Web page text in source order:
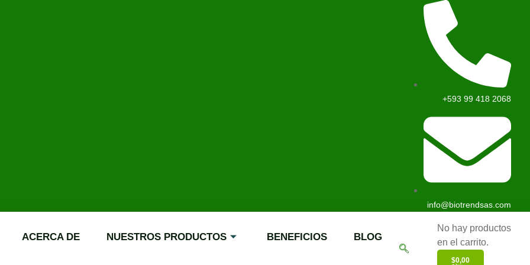
+593 99 418 2068
info@biotrendsas.com
ACERCA DE NUESTROS PRODUCTOS BENEFICIOS BLOG
No hay productos
en el carrito.
$0,00